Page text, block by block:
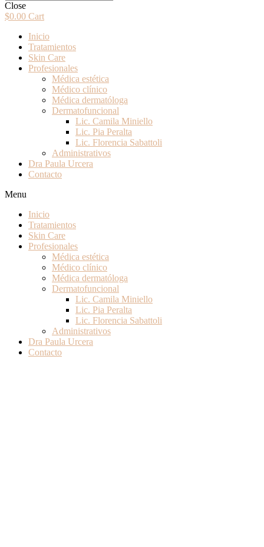
Close
$0.00 Cart
Inicio
Tratamientos
Skin Care
Profesionales
Médica estética
Médico clínico
Médica dermatóloga
Dermatofuncional
Lic. Camila Miniello
Lic. Pia Peralta
Lic. Florencia Sabattoli
Administrativos
Dra Paula Urcera
Contacto
Menu
Inicio
Tratamientos
Skin Care
Profesionales
Médica estética
Médico clínico
Médica dermatóloga
Dermatofuncional
Lic. Camila Miniello
Lic. Pia Peralta
Lic. Florencia Sabattoli
Administrativos
Dra Paula Urcera
Contacto